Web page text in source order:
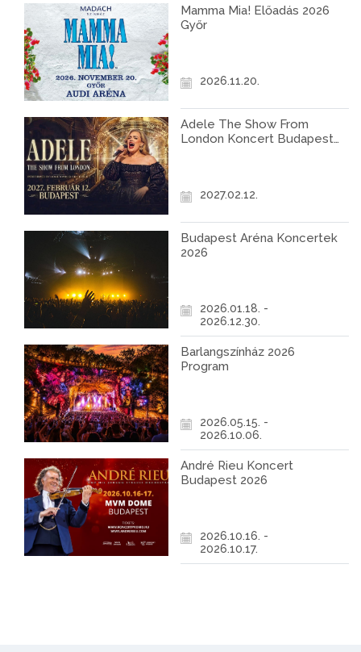
Mamma Mia! Előadás 2026
Győr
2026.11.20.
Adele The Show From
London Koncert Budapest
2027.02.12.
Budapest Aréna Koncertek
2026
2026.01.18. -
2026.12.30.
Barlangszínház 2026
Program
2026.05.15. -
2026.10.06.
André Rieu Koncert
Budapest 2026
2026.10.16. -
2026.10.17.